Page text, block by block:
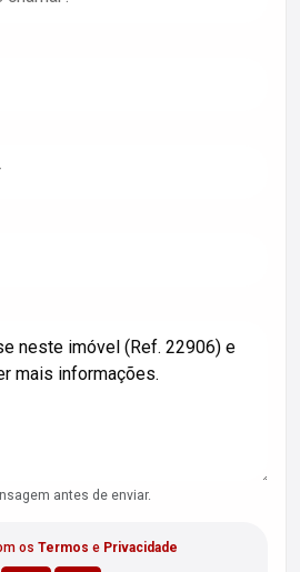
antes de enviar.
os Termos e Privacidade